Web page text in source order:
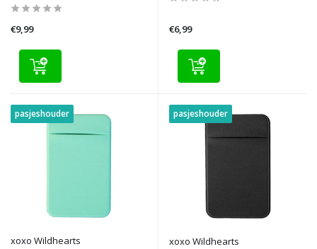
€9,99 €6,99
pasjeshouder
xoxo Wildhearts
pasjeshouder
xoxo Wildhearts